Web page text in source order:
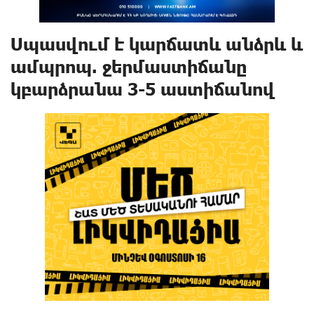
Սպասվում է կարճատև անձրև և
ամպրոպ. ջերմաստիճանը
կբարձրանա 3-5 աստիճանով